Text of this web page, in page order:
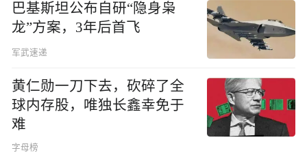
巴基斯坦公布自研“隐身枭
龙”方案，3年后首飞
军武速递
黄仁勋一刀下去，砍碎了全
球内存股，唯独长鑫幸免于
难
字母榜